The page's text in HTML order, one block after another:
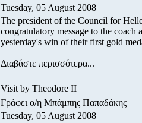
Tuesday, 05 August 2008
The president of the Council for
congratulatory message to the
yesterday's win of their first gold
Διαβάστε περισσότερα...
Visit by Theodore II
Γράφει ο/η Μπάμπης Παπαδάκης
Tuesday, 05 August 2008